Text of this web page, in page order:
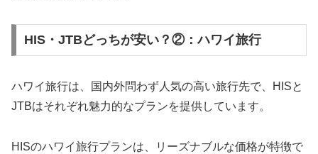
HIS・JTBどっちが安い？②：ハワイ旅行
ハワイ旅行は、国内外問わず人気の高い旅行先で、HISと
JTBはそれぞれ魅力的なプランを提供しています。
HISのハワイ旅行プランは、リーズナブルな価格が特徴で